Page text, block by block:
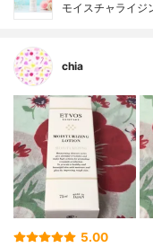
モイスチャライジ
chia
5.00